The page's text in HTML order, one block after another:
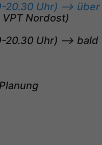
20.30 Uhr) --> über
VPT Nordost)
20.30 Uhr) --> bald